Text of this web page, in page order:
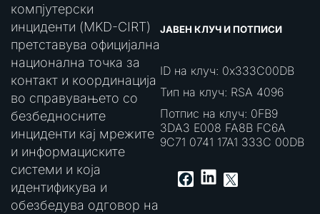
компјутерски
инциденти (MKD-CIRT)
претставува официјална
национална точка за
контакт и координација
во справувањето со
безбедносните
инциденти кај мрежите
и информациските
системи и која
идентификува и
обезбедува одговор на
ЈАВЕН КЛУЧ И ПОТПИСИ
ID на клуч: 0x333C00DB
Тип на клуч: RSA 4096
Потпис на клуч: 0FB9
3DA3 E008 FA8B FC6A
9C71 0741 17A1 333C 00DB
Facebook
LinkedIn
X